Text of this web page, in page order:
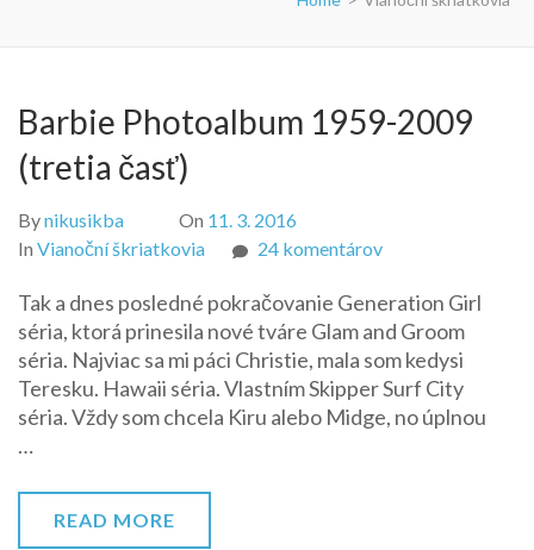
Barbie Photoalbum 1959-2009
(tretia časť)
Bynikusikba On 11. 3. 2016
In Vianoční škriatkovia 24 komentárovna
Photoalbum
1959-
2009
(tretia
časť)
Tak a dnes posledné pokračovanie Generation Girl
séria, ktorá prinesila nové tváre Glam and Groom
séria. Najviac sa mi páci Christie, mala som kedysi
Teresku. Hawaii séria. Vlastním Skipper Surf City
séria. Vždy som chcela Kiru alebo Midge, no úplnou
…
READ MORE